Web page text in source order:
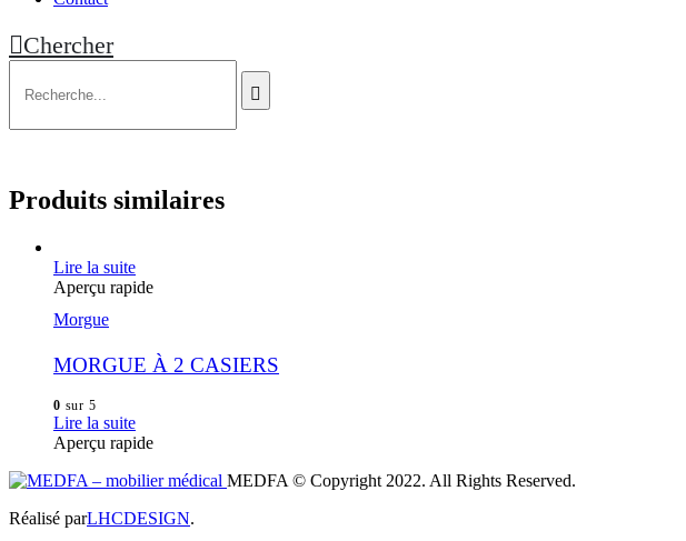
Chercher
Produits similaires
Lire la suite
Aperçu rapide
Morgue
MORGUE À 2 CASIERS
0 sur 5
Lire la suite
Aperçu rapide
MEDFA © Copyright 2022. All Rights Reserved.
Réalisé parLHCDESIGN.